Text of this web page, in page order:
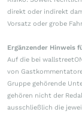
direkt oder indirekt
Vorsatz oder grobe
Ergänzender Hinweis
Auf die bei
von
Gruppe gehörende
gehören nicht der
ausschließlich die